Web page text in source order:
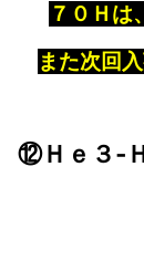
７０Ｈ
また次回
⑫Ｈｅ３‐